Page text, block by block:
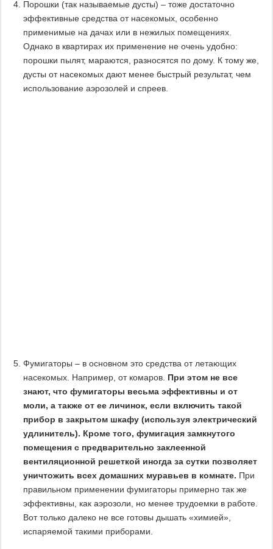
Порошки (так называемые дусты) – тоже достаточно
эффективные средства от насекомых, особенно
применимые на дачах или в нежилых помещениях.
Однако в квартирах их применение не очень удобно:
порошки пылят, мараются, разносятся по дому. К тому же,
дусты от насекомых дают менее быстрый результат, чем
использование аэрозолей и спреев.
Фумигаторы – в основном это средства от летающих
насекомых. Например, от комаров. При этом не все
знают, что фумигаторы весьма эффективны и от
моли, а также от ее личинок, если включить такой
прибор в закрытом шкафу (используя электрический
удлинитель). Кроме того, фумигация замкнутого
помещения с предварительно заклеенной
вентиляционной решеткой иногда за сутки позволяет
уничтожить всех домашних муравьев в комнате. При
правильном применении фумигаторы примерно так же
эффективны, как аэрозоли, но менее трудоемки в работе.
Вот только далеко не все готовы дышать «химией»,
испаряемой такими приборами.